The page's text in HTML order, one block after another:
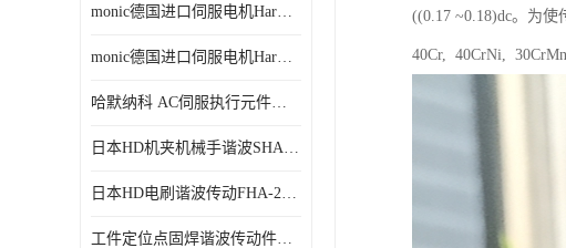
monic德国进口伺服电机Har中国总代理公司
monic德国进口伺服电机Har中国总代理供应
哈默纳科 AC伺服执行元件扁平型SHA系列
日本HD机夹机械手谐波SHA32A120CG-B12B
日本HD电刷谐波传动FHA-25C-50-E250-C
工件定位点固焊谐波传动件哈默纳科CSF-45-100-2UH
((0.17 ~0.18)dc。为
40Cr, 40CrNi,